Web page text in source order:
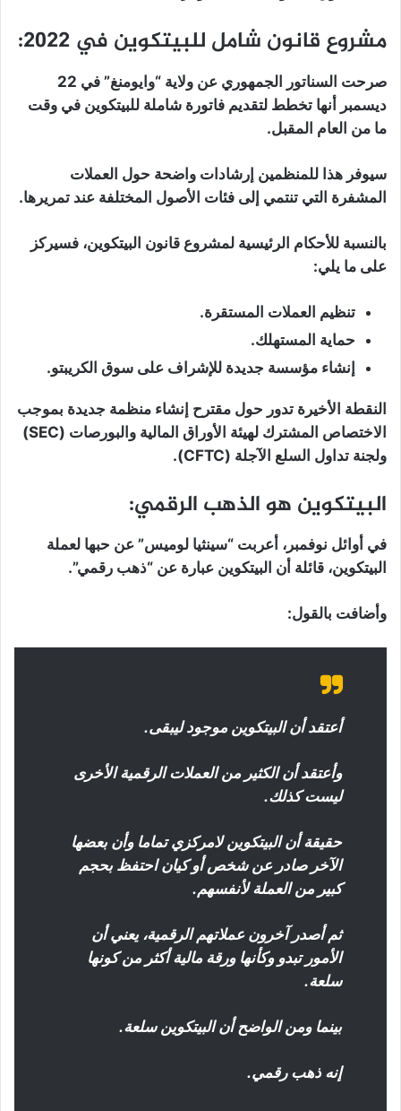
مشروع قانون شامل للبيتكوين في 2022:
صرحت السناتور الجمهوري عن ولاية “وايومنغ” في 22
ديسمبر أنها تخطط لتقديم فاتورة شاملة للبيتكوين في وقت
ما من العام المقبل.
سيوفر هذا للمنظمين إرشادات واضحة حول العملات
المشفرة التي تنتمي إلى فئات الأصول المختلفة عند تمريرها.
بالنسبة للأحكام الرئيسية لمشروع قانون البيتكوين، فسيركز
على ما يلي:
تنظيم العملات المستقرة.
حماية المستهلك.
إنشاء مؤسسة جديدة للإشراف على سوق الكريبتو.
النقطة الأخيرة تدور حول مقترح إنشاء منظمة جديدة بموجب
الاختصاص المشترك لهيئة الأوراق المالية والبورصات (SEC)
ولجنة تداول السلع الآجلة (CFTC).
البيتكوين هو الذهب الرقمي:
في أوائل نوفمبر، أعربت “سينثيا لوميس” عن حبها لعملة
البيتكوين، قائلة أن البيتكوين عبارة عن “ذهب رقمي”.
وأضافت بالقول:
أعتقد أن البيتكوين موجود ليبقى.
وأعتقد أن الكثير من العملات الرقمية الأخرى
ليست كذلك.
حقيقة أن البيتكوين لامركزي تماما وأن بعضها
الآخر صادر عن شخص أو كيان احتفظ بحجم
كبير من العملة لأنفسهم.
ثم أصدر آخرون عملاتهم الرقمية، يعني أن
الأمور تبدو وكأنها ورقة مالية أكثر من كونها
سلعة.
بينما ومن الواضح أن البيتكوين سلعة.
إنه ذهب رقمي.